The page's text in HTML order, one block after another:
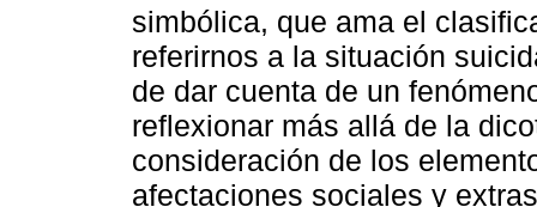
simbólica, que ama el
referirnos a la situación
de dar cuenta de un
reflexionar más allá de la
consideración de los
afectaciones sociales y